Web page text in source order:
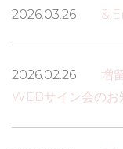
2026.03.26
2026.02.26 増
WEBサイン会のお